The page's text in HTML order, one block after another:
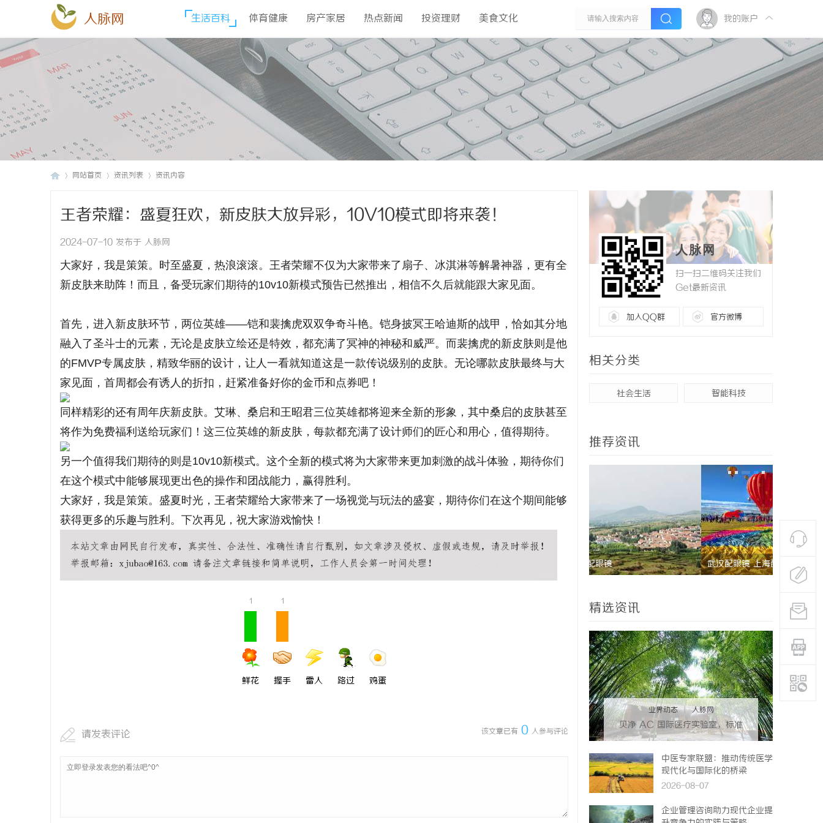
人脉网 生活百科 体育健康 房产家居 热点新闻 投资理财 美食文化 我的账户
网站首页 资讯列表 资讯内容
王者荣耀：盛夏狂欢，新皮肤大放异彩，10V10模式即将来袭！
2024-07-10 发布于 人脉网
大家好，我是策策。时至盛夏，热浪滚滚。王者荣耀不仅为大家带来了扇子、冰淇淋等解暑神器，更有全
新皮肤来助阵！而且，备受玩家们期待的10v10新模式预告已然推出，相信不久后就能跟大家见面。
首先，进入新皮肤环节，两位英雄——铠和裴擒虎双双争奇斗艳。铠身披冥王哈迪斯的战甲，恰如其分地
融入了圣斗士的元素，无论是皮肤立绘还是特效，都充满了冥神的神秘和威严。而裴擒虎的新皮肤则是他
的FMVP专属皮肤，精致华丽的设计，让人一看就知道这是一款传说级别的皮肤。无论哪款皮肤最终与大
家见面，首周都会有诱人的折扣，赶紧准备好你的金币和点券吧！
同样精彩的还有周年庆新皮肤。艾琳、桑启和王昭君三位英雄都将迎来全新的形象，其中桑启的皮肤甚至
将作为免费福利送给玩家们！这三位英雄的新皮肤，每款都充满了设计师们的匠心和用心，值得期待。
另一个值得我们期待的则是10v10新模式。这个全新的模式将为大家带来更加刺激的战斗体验，期待你们
在这个模式中能够展现更出色的操作和团战能力，赢得胜利。
大家好，我是策策。盛夏时光，王者荣耀给大家带来了一场视觉与玩法的盛宴，期待你们在这个期间能够
获得更多的乐趣与胜利。下次再见，祝大家游戏愉快！
1
鲜花
1
握手 雷人 路过 鸡蛋
该文章已有 0 人参与评论
请发表评论
人脉网
扫一扫二维码关注我们
Get最新资讯
加入QQ群 官方微博
相关分类
社会生活 智能科技
推荐资讯
武汉配眼镜 上海配眼镜 合肥刑事律师：保护您的合法权益，助您走出 武汉配眼镜 上海配眼镜 武汉配眼镜 上海配眼镜 防坠落垂
安全保障
精选资讯
业界动态 | 人脉网
贝净 AC 国际医疗实验室，标准
化研发体系全解析
中医专家联盟：推动传统医学
现代化与国际化的桥梁
2026-08-07
企业管理咨询助力现代企业提